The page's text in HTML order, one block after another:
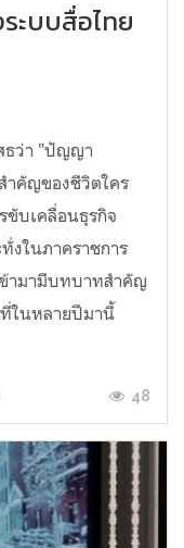
ะบบสื่อไทย
ธว่า "ปัญญา
ำคัญของชีวิตใคร
ขับเคลื่อนธุรกิจ
งในภาคราชการ
ามามีบทบาทสำคัญ
ที่ในหลายปีมานี้
48